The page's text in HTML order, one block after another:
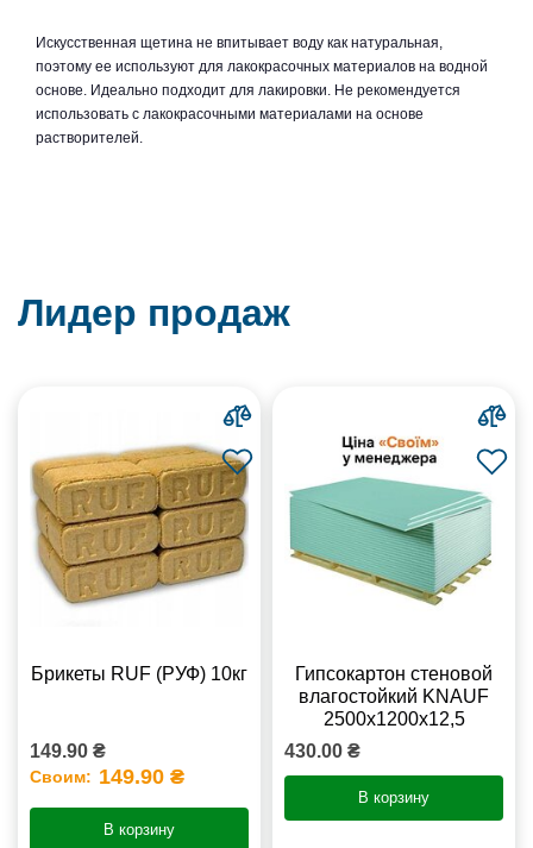
Искусственная щетина не впитывает воду как натуральная,
поэтому ее используют для лакокрасочных материалов на водной
основе. Идеально подходит для лакировки. Не рекомендуется
использовать с лакокрасочными материалами на основе
растворителей.
Лидер продаж
Брикеты RUF (РУФ) 10кг
149.90 ₴
Своим: 149.90 ₴
В корзину
Гипсокартон стеновой
влагостойкий KNAUF
2500х1200х12,5
430.00 ₴
В корзину